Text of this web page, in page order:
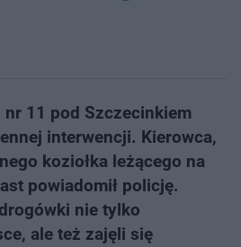
11 pod Szczecinkiem
interwencji. Kierowca,
koziołka leżącego na
powiadomił policję.
nie tylko
ale też zajęli się